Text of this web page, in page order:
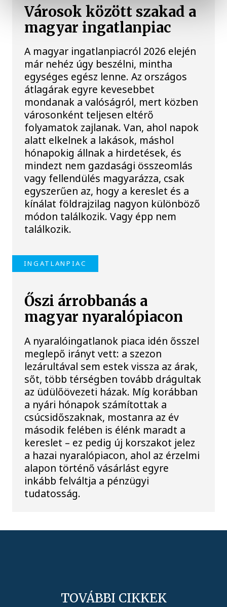
Városok között szakad a
magyar ingatlanpiac
A magyar ingatlanpiacról 2026 elején
már nehéz úgy beszélni, mintha
egységes egész lenne. Az országos
átlagárak egyre kevesebbet
mondanak a valóságról, mert közben
városonként teljesen eltérő
folyamatok zajlanak. Van, ahol napok
alatt elkelnek a lakások, máshol
hónapokig állnak a hirdetések, és
mindezt nem gazdasági összeomlás
vagy fellendülés magyarázza, csak
egyszerűen az, hogy a kereslet és a
kínálat földrajzilag nagyon különböző
módon találkozik. Vagy épp nem
találkozik.
INGATLANPIAC
Őszi árrobbanás a
magyar nyaralópiacon
A nyaralóingatlanok piaca idén ősszel
meglepő irányt vett: a szezon
lezárultával sem estek vissza az árak,
sőt, több térségben tovább drágultak
az üdülőövezeti házak. Míg korábban
a nyári hónapok számítottak a
csúcsidőszaknak, mostanra az év
második felében is élénk maradt a
kereslet – ez pedig új korszakot jelez
a hazai nyaralópiacon, ahol az érzelmi
alapon történő vásárlást egyre
inkább felváltja a pénzügyi
tudatosság.
TOVÁBBI CIKKEK